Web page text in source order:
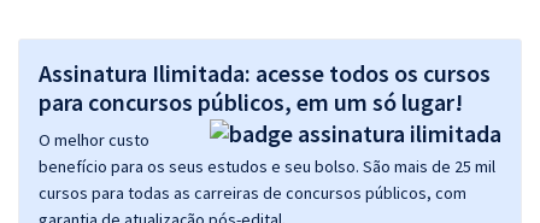
Assinatura Ilimitada: acesse todos os cursos
para concursos públicos, em um só lugar!
O melhor custo
benefício para os seus estudos e seu bolso. São mais de 25 mil
cursos para todas as carreiras de concursos públicos, com